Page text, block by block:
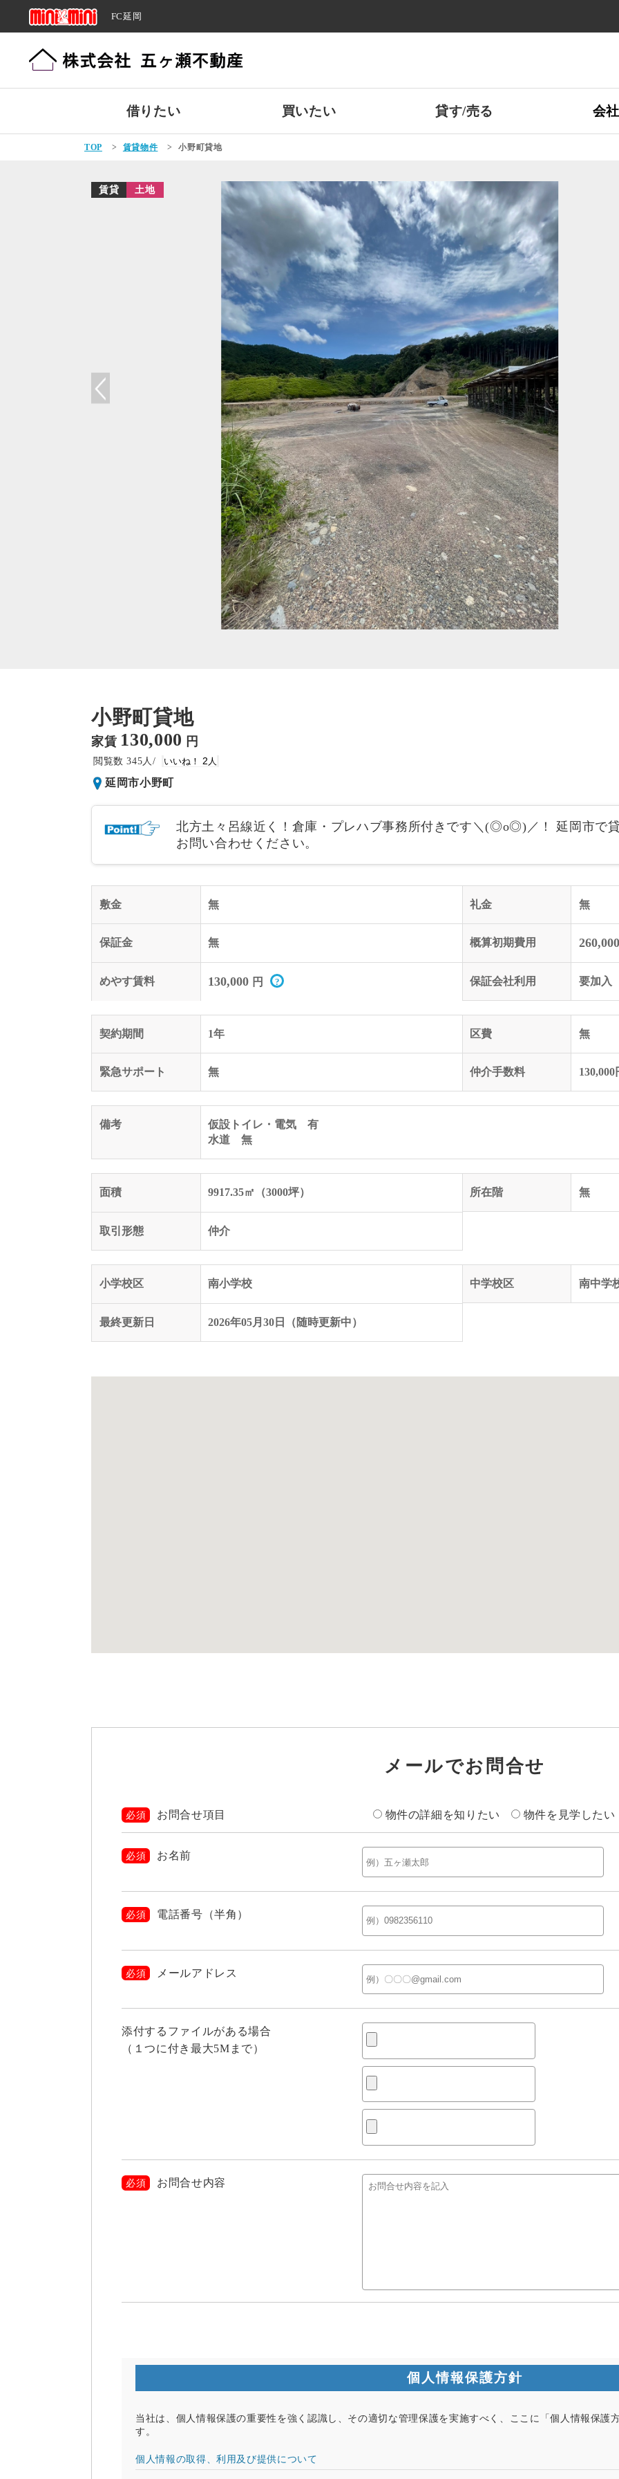
FC延岡
借りたい 買いたい 貸す/売る 会
TOP > 賃貸物件 > 小野町貸地
賃貸 土地
小野町貸地
家賃 130,000 円
345 2
延岡市小野町
北方土々呂線近く！倉庫・プレハブ事務所付きです＼(◎o◎)／！ 延岡市で
お問い合わせください。
敷金 無 礼金 無
保証金 無 概算初期費用 260,000
めやす賃料 130,000 円 保証会社利用 要加入
契約期間 1年 区費 無
緊急サポート 無 仲介手数料 130,000
備考
仮設トイレ・電気 有
水道 無
面積 9917.35㎡（3000坪） 所在階 無
取引形態 仲介
小学校区 南小学校 中学校区 南中学
最終更新日 2026年05月30日（随時更新中）
メールでお問合せ
必須 お問合せ項目 物件の詳細を知りたい 物件を見学したい
必須 お名前
必須 電話番号（半角）
必須 メールアドレス
添付するファイルがある場合
（１つに付き最大5Mまで）
必須 お問合せ内容
個人情報保護方針
当社は、個人情報保護の重要性を強く認識し、その適切な管理保護を実施すべく、ここに「個人情報保護
す。
個人情報の取得、利用及び提供について